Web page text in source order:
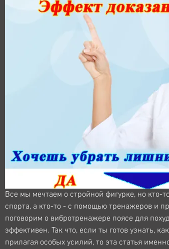
Все мы мечтаем о стройной фигурке, но кто-
спорта, а кто-то - с помощью тренажеров и
поговорим о вибротренажере поясе для
эффективен. Так что, если ты готов узнать,
прилагая особых усилий, то эта статья